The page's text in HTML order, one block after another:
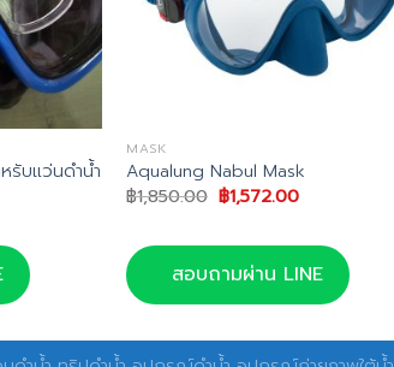
รับแว่นดำน้ำ
MASK
Aqualung Nabul Mask
฿1,850.00 Original
price
฿1,850.00.
฿1,572.00Current
฿1,572.00.
สอบถามผ่าน LINE